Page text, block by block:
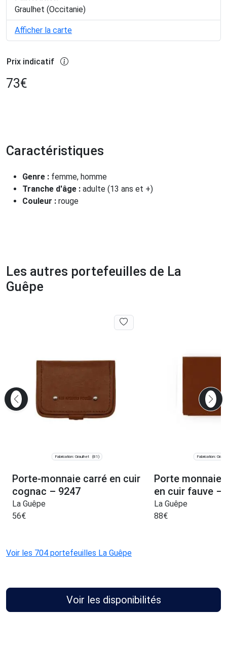
Graulhet (Occitanie)
Afficher la carte
Prix indicatif
73€
Caractéristiques
Genre : femme, homme
Tranche d'âge : adulte (13 ans et +)
Couleur : rouge
Les autres portefeuilles de La
Guêpe
Fabrication: Graulhet (81)
Porte-monnaie carré en cuir
cognac – 9247
La Guêpe
56€
Fabrication:
Porte monnaie
en cuir fauve –
La Guêpe
88€
Voir les 704 portefeuilles La Guêpe
Voir les disponibilités